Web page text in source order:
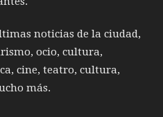
noticias de la ciudad,
ocio, cultura,
cine, teatro, cultura,
más.